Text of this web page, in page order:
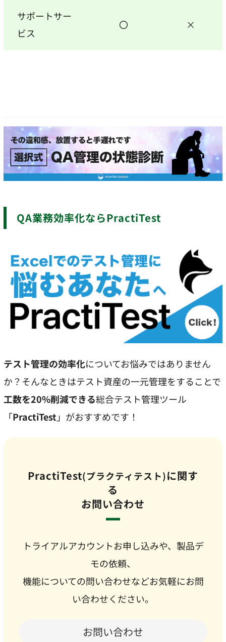
サポートサー
ビス
〇 ×
QA業務効率化ならPractiTest
テスト管理の効率化についてお悩みではありません
か？そんなときはテスト資産の一元管理をすることで
工数を20%削減できる総合テスト管理ツール
「PractiTest 」がおすすめです！
PractiTest(プラクティテスト)に関す
る
お問い合わせ
トライアルアカウントお申し込みや、製品デ
モの依頼、
機能についての問い合わせなどお気軽にお問
い合わせください。
お問い合わせ